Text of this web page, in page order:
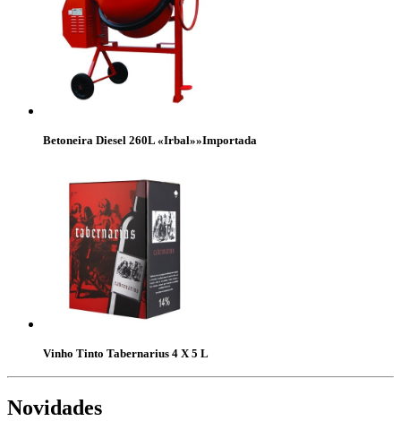
Betoneira Diesel 260L «Irbal»»Importada
Vinho Tinto Tabernarius 4 X 5 L
Novidades